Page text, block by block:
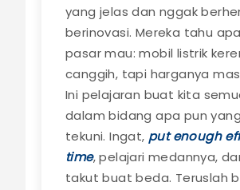
yang jelas dan nggak
berinovasi. Mereka tahu
pasar mau: mobil listrik
canggih, tapi harganya
Ini pelajaran buat kita
dalam bidang apa pun
tekuni. Ingat, put enough
time, pelajari medannya,
takut buat beda. Teruslah